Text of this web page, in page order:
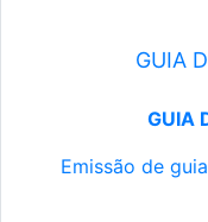
GUIA
GUIA
Emissão de